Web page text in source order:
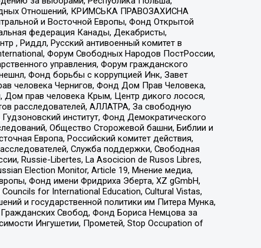
Отношений, КРИМСЬКА ПРАВОЗАХИСНА
и Восточной Европы, Фонд Открытой
федерация Канады, Декабристы,
, Риддл, Русский антивоенный комитет в
Форум Свободных Народов ПостРоссии,
управления, Форум гражданского
Фонд борьбы с коррупцией Инк, Завет
человека Чернигов, Фонд Дом Прав Человека,
Дом прав человека Крым, Центр дикого лосося,
расследователей, АЛЛАТРА, За свободную
институт, Фонд Демократического
Общество Сторожевой башни, Библии и
Европа, Российский комитет действия,
Служба поддержки, Свободная
Russie-Libertes, La Asocicion de Rusos Libres,
Election Monitor, Article 19, Мнение медиа,
Фонд имени Фридриха Эберта, XZ gGmbH,
for International Education, Cultural Vistas,
и государственной политики им Питера Мунка,
Свобод, Фонд Бориса Немцова за
Ингушетии, Прометей, Stop Occupation of